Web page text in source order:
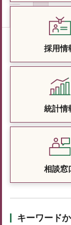
採用情
統計情
相談窓
キーワード